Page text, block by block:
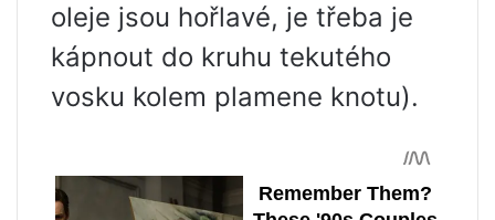
oleje jsou hořlavé, je třeba je
kápnout do kruhu tekutého
vosku kolem plamene knotu).